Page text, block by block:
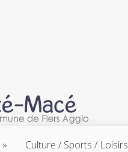
Culture / Sports / Loisirs